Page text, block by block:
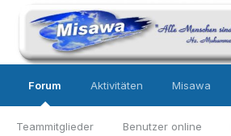
Forum
Teammitglieder Benutzer online
Aktivitäten Misawa